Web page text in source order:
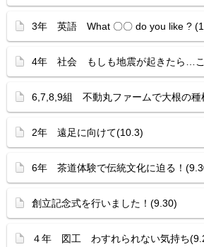
3年 英語 What 〇〇 do you like ?
4年 社会 もしも地震が起きたら…こ
6,7,8,9組 不動丸ファームで大根の種
2年 遠足に向けて(10.3)
6年 茶道体験で伝統文化に迫る！
創立記念式を行いました！(9.30)
４年 図工 わすれられない気持ち